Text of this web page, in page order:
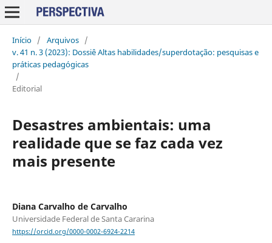
Início / Arquivos /
v. 41 n. 3 (2023): Dossiê Altas habilidades/superdotação: pesquisas e
práticas pedagógicas
/
Editorial
Desastres ambientais: uma
realidade que se faz cada vez
mais presente
Diana Carvalho de Carvalho
Universidade Federal de Santa Cararina
https://orcid.org/0000-0002-6924-2214